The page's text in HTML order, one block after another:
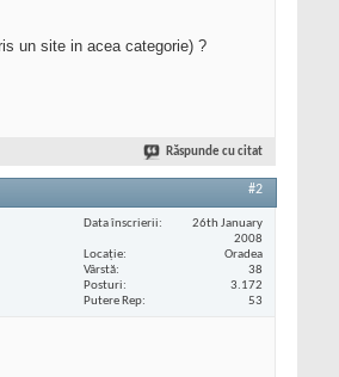
un site in acea categorie) ?
Răspunde cu citat
#2
Data înscrierii
26th January
2008
Locaţie
Oradea
Vârstă
38
Posturi
3.172
Putere Rep
53